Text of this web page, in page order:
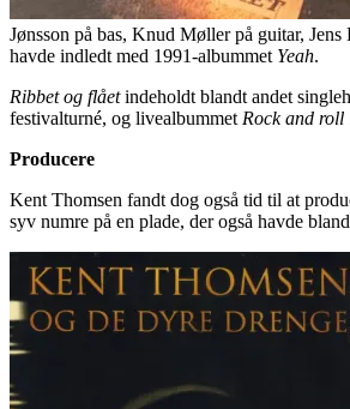
Jønsson på bas, Knud Møller på guitar,
havde indledt med 1991-albummet Yeah.
Ribbet og flåetindeholdt blandt andet
festivalturné, og livealbummet Rock and roll
Producere
Kent Thomsen fandt dog også tid til at
syv numre på en plade, der også havde